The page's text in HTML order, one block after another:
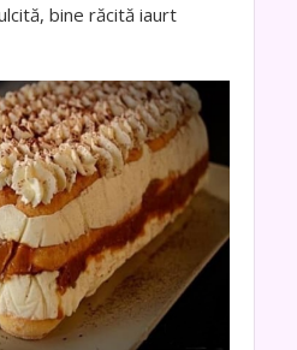
bine răcită iaurt